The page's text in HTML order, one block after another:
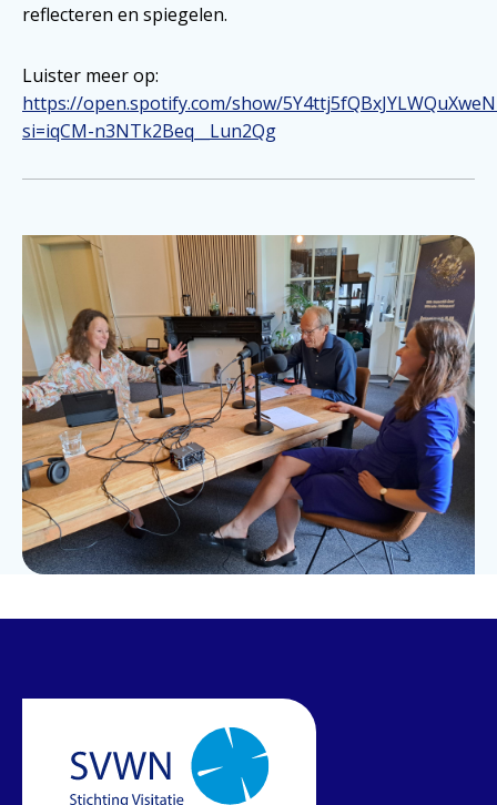
reflecteren en spiegelen.
Luister meer op:
https://open.spotify.com/show/
si=iqCM-n3NTk2Beq__Lun2Qg